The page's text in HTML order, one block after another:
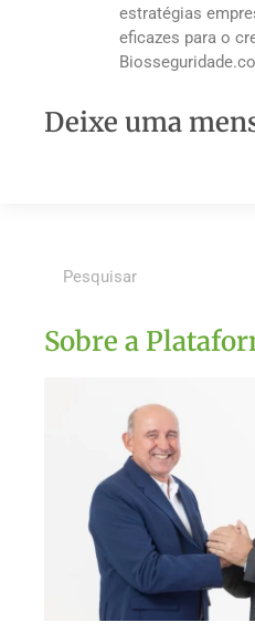
estratégias
eficazes para o
Deixe uma
Sobre a